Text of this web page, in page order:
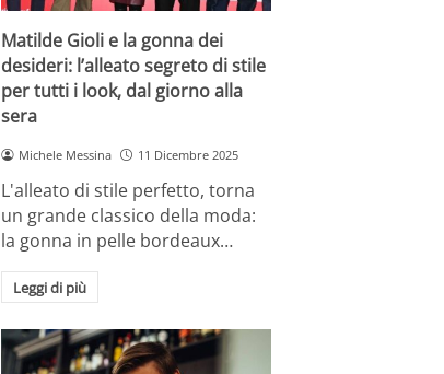
Matilde Gioli e la gonna dei
desideri: l’alleato segreto di stile
per tutti i look, dal giorno alla
sera
Michele Messina 11 Dicembre 2025
L'alleato di stile perfetto, torna
un grande classico della moda:
la gonna in pelle bordeaux…
Leggi di più